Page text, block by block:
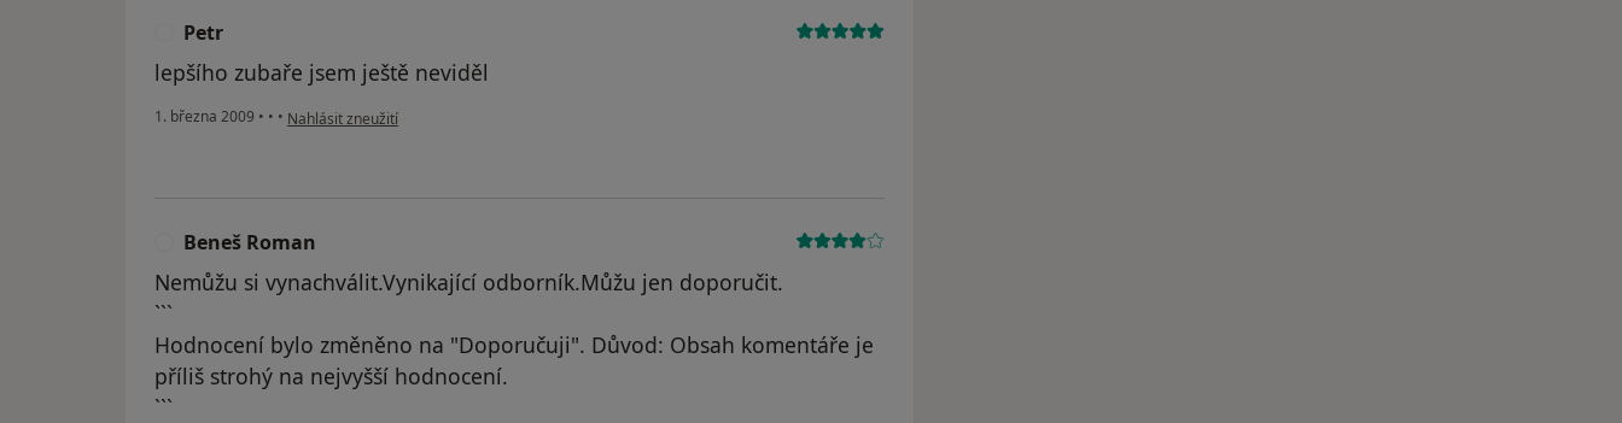
Petr
lepšího zubaře jsem ještě neviděl
1. března 2009 • • • podle názoru uživatele Petr
Nahlásit zneužití
Beneš Roman
Nemůžu si vynachválit.Vynikající odborník.Můžu jen doporučit.
```
Hodnocení bylo změněno na "Doporučuji". Důvod: Obsah komentáře je
příliš strohý na nejvyšší hodnocení.
```